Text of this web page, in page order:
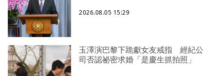
2026.08.05 15:29
玉澤演巴黎下跪獻女友戒指 經紀公
司否認祕密求婚「是慶生抓拍照」